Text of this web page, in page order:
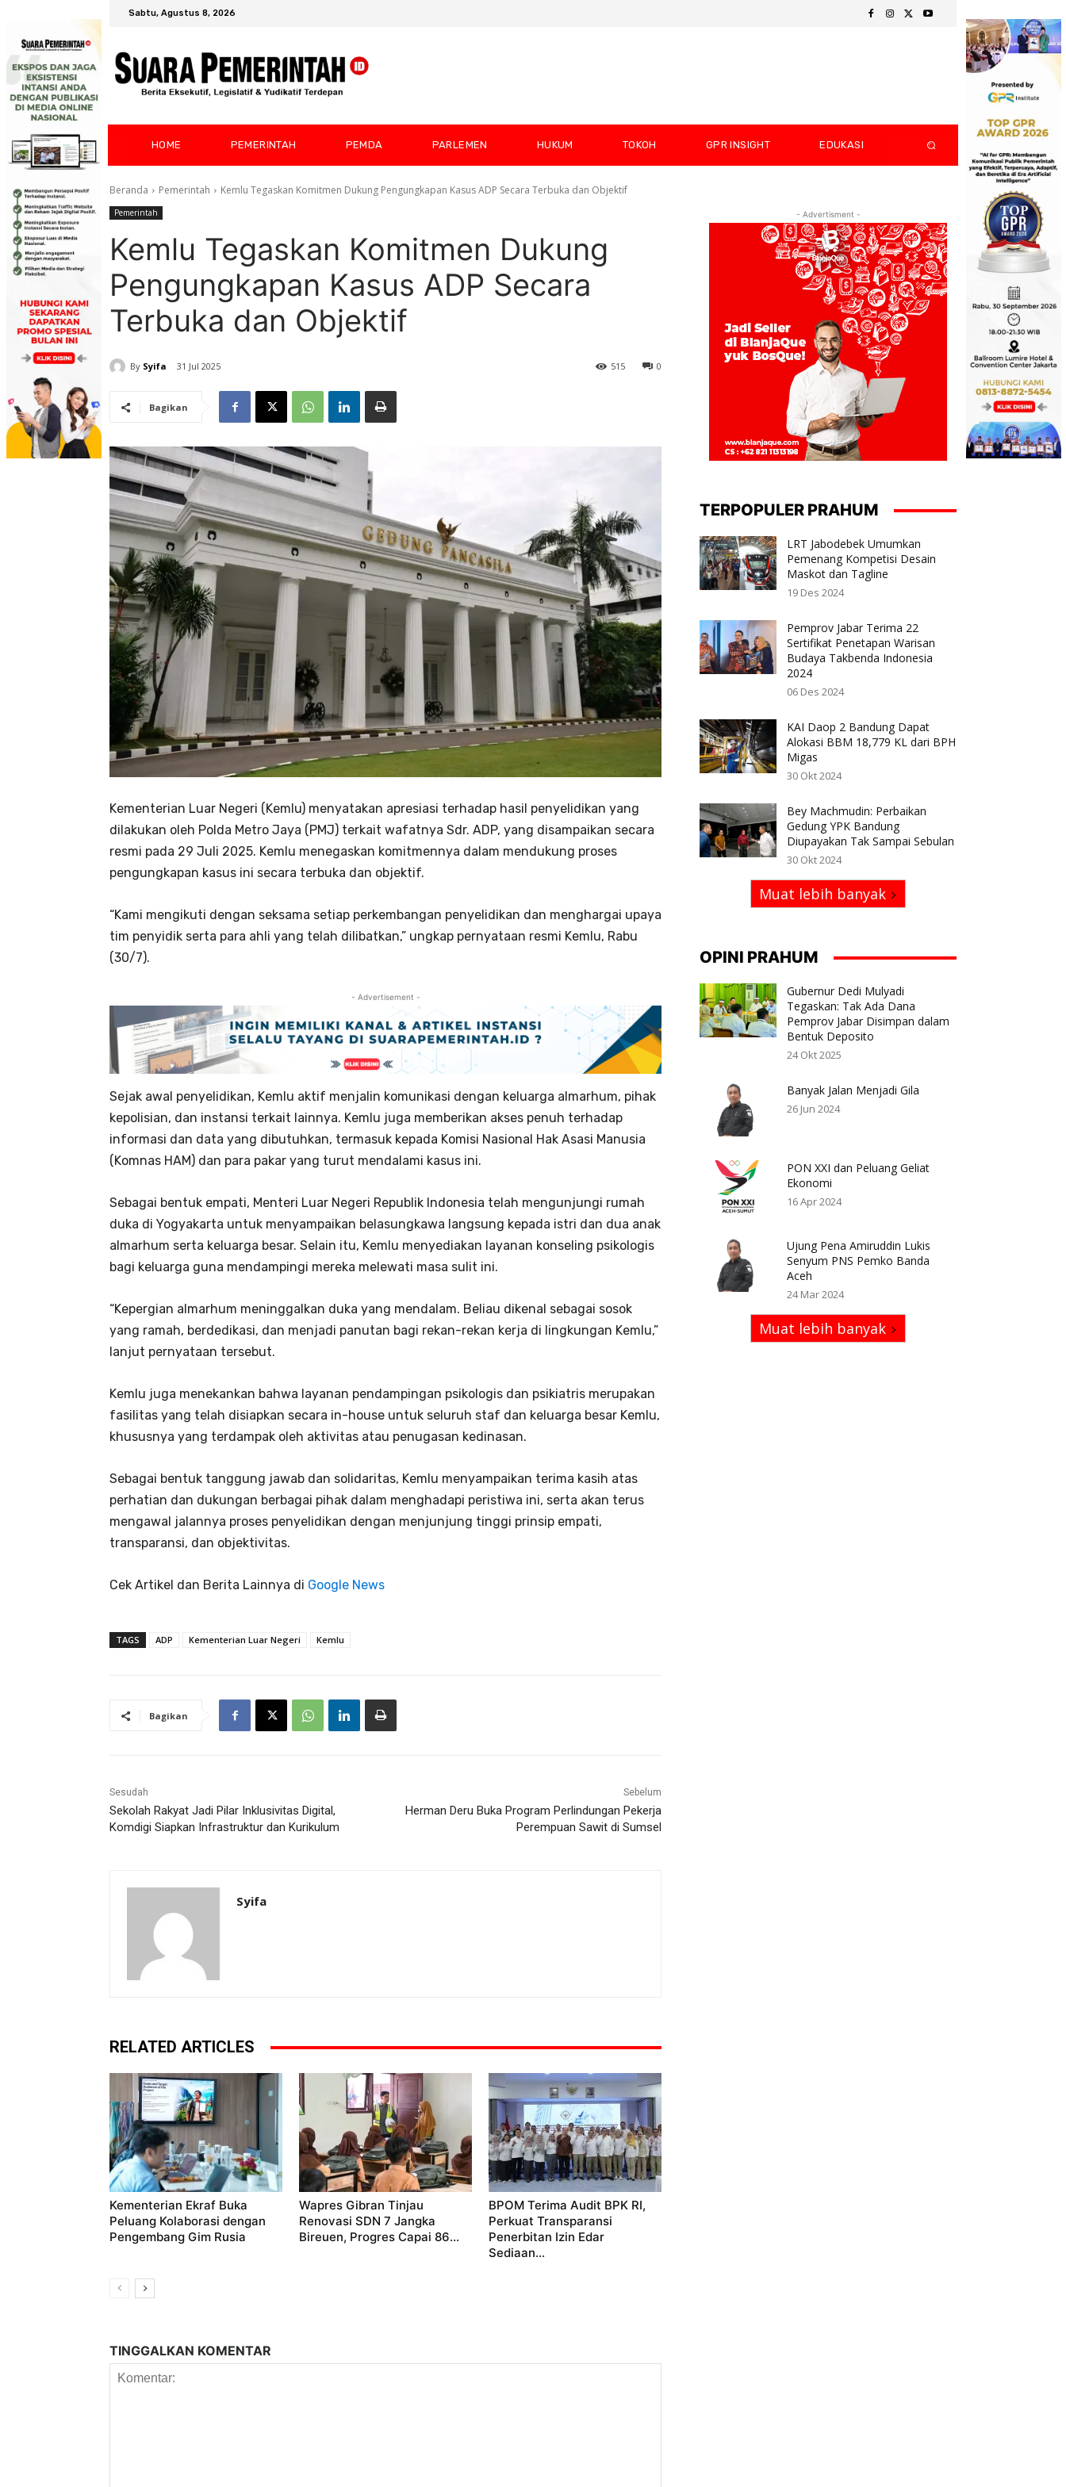
Sabtu, Agustus 8, 2026
HOME PEMERINTAH PEMDA PARLEMEN HUKUM TOKOH GPR INSIGHT EDUKASI
Beranda Pemerintah Kemlu Tegaskan Komitmen Dukung Pengungkapan Kasus ADP Secara Terbuka dan Objektif
Pemerintah
Kemlu Tegaskan Komitmen Dukung
Pengungkapan Kasus ADP Secara
Terbuka dan Objektif
By Syifa 31 Jul 2025 0
515
Bagikan
Kementerian Luar Negeri (Kemlu) menyatakan apresiasi terhadap hasil penyelidikan yang
dilakukan oleh Polda Metro Jaya (PMJ) terkait wafatnya Sdr. ADP, yang disampaikan secara
resmi pada 29 Juli 2025. Kemlu menegaskan komitmennya dalam mendukung proses
pengungkapan kasus ini secara terbuka dan objektif.
“Kami mengikuti dengan seksama setiap perkembangan penyelidikan dan menghargai upaya
tim penyidik serta para ahli yang telah dilibatkan,” ungkap pernyataan resmi Kemlu, Rabu
(30/7).
- Advertisement -
Sejak awal penyelidikan, Kemlu aktif menjalin komunikasi dengan keluarga almarhum, pihak
kepolisian, dan instansi terkait lainnya. Kemlu juga memberikan akses penuh terhadap
informasi dan data yang dibutuhkan, termasuk kepada Komisi Nasional Hak Asasi Manusia
(Komnas HAM) dan para pakar yang turut mendalami kasus ini.
Sebagai bentuk empati, Menteri Luar Negeri Republik Indonesia telah mengunjungi rumah
duka di Yogyakarta untuk menyampaikan belasungkawa langsung kepada istri dan dua anak
almarhum serta keluarga besar. Selain itu, Kemlu menyediakan layanan konseling psikologis
bagi keluarga guna mendampingi mereka melewati masa sulit ini.
“Kepergian almarhum meninggalkan duka yang mendalam. Beliau dikenal sebagai sosok
yang ramah, berdedikasi, dan menjadi panutan bagi rekan-rekan kerja di lingkungan Kemlu,”
lanjut pernyataan tersebut.
Kemlu juga menekankan bahwa layanan pendampingan psikologis dan psikiatris merupakan
fasilitas yang telah disiapkan secara in-house untuk seluruh staf dan keluarga besar Kemlu,
khususnya yang terdampak oleh aktivitas atau penugasan kedinasan.
Sebagai bentuk tanggung jawab dan solidaritas, Kemlu menyampaikan terima kasih atas
perhatian dan dukungan berbagai pihak dalam menghadapi peristiwa ini, serta akan terus
mengawal jalannya proses penyelidikan dengan menjunjung tinggi prinsip empati,
transparansi, dan objektivitas.
Cek Artikel dan Berita Lainnya di Google News
TAGS ADP Kementerian Luar Negeri Kemlu
Bagikan
Sesudah
Sekolah Rakyat Jadi Pilar Inklusivitas Digital,
Komdigi Siapkan Infrastruktur dan Kurikulum
Sebelum
Herman Deru Buka Program Perlindungan Pekerja
Perempuan Sawit di Sumsel
Syifa
RELATED ARTICLES
Kementerian Ekraf Buka
Peluang Kolaborasi dengan
Pengembang Gim Rusia
Wapres Gibran Tinjau
Renovasi SDN 7 Jangka
Bireuen, Progres Capai 86...
BPOM Terima Audit BPK RI,
Perkuat Transparansi
Penerbitan Izin Edar
Sediaan...
TINGGALKAN KOMENTAR
- Advertisment -
TERPOPULER PRAHUM
LRT Jabodebek Umumkan
Pemenang Kompetisi Desain
Maskot dan Tagline
19 Des 2024
Pemprov Jabar Terima 22
Sertifikat Penetapan Warisan
Budaya Takbenda Indonesia
2024
06 Des 2024
KAI Daop 2 Bandung Dapat
Alokasi BBM 18,779 KL dari BPH
Migas
30 Okt 2024
Bey Machmudin: Perbaikan
Gedung YPK Bandung
Diupayakan Tak Sampai Sebulan
30 Okt 2024
Muat lebih banyak
OPINI PRAHUM
Gubernur Dedi Mulyadi
Tegaskan: Tak Ada Dana
Pemprov Jabar Disimpan dalam
Bentuk Deposito
24 Okt 2025
Banyak Jalan Menjadi Gila
26 Jun 2024
PON XXI dan Peluang Geliat
Ekonomi
16 Apr 2024
Ujung Pena Amiruddin Lukis
Senyum PNS Pemko Banda
Aceh
24 Mar 2024
Muat lebih banyak